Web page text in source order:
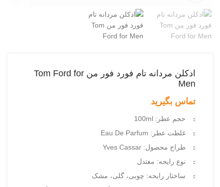
ادکلن مردانه تام فورد فور من Tom Ford for
Men
تماس بگیرید
حجم عطر: 100ml
غلظت عطر: Eau De Parfum
طراح محصول: Yves Cassar
نوع رایحه: معتدل
ساختار رایحه: چوبی، گلی، مشک